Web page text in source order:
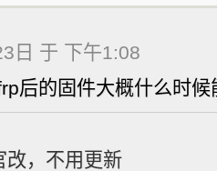
日 于 下午1:08
后的固件大概什么时候
改，不用更新